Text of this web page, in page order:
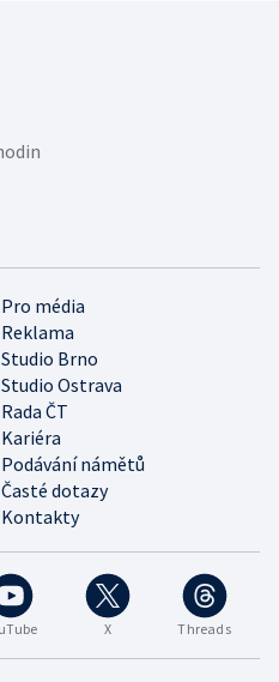
X Threads
Pro média
Reklama
Studio Brno
Studio Ostrava
Rada ČT
Kariéra
Podávání námětů
Časté dotazy
Kontakty